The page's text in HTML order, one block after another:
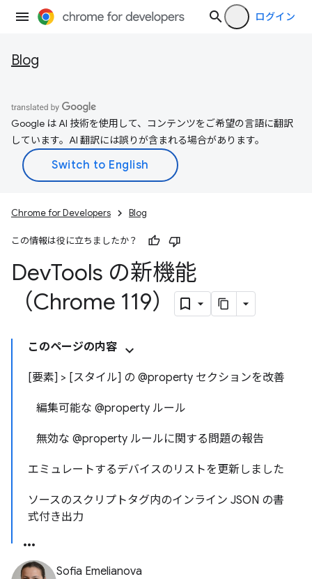
ログイン
Blog
Google は AI 技術を使用して、コンテンツをご希望の言語に翻訳
しています。AI 翻訳には誤りが含まれる場合があります。
Chrome for Developers Blog
この情報は役に立ちましたか？
DevTools の新機能
（Chrome 119）
このページの内容
[要素] > [スタイル] の @property セクションを改善
編集可能な @property ルール
無効な @property ルールに関する問題の報告
エミュレートするデバイスのリストを更新しました
ソースのスクリプトタグ内のインライン JSON の書
式付き出力
Sofia Emelianova